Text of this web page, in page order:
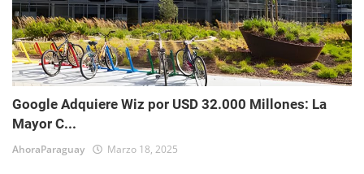
Google Adquiere Wiz por USD 32.000 Millones: La
Mayor C...
AhoraParaguay Marzo 18, 2025